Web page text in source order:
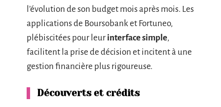
l’évolution de son budget mois après mois. Les
applications de Boursobank et Fortuneo,
plébiscitées pour leur interface simple,
facilitent la prise de décision et incitent à une
gestion financière plus rigoureuse.
Découverts et crédits